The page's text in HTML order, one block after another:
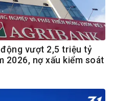
vượt 2,5 triệu tỷ
2026, nợ xấu kiểm soát